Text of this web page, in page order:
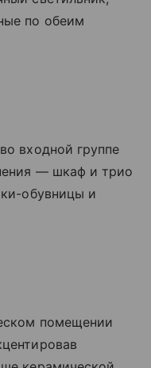
по обеим
входной группе
— шкаф и трио
обувницы и
помещении